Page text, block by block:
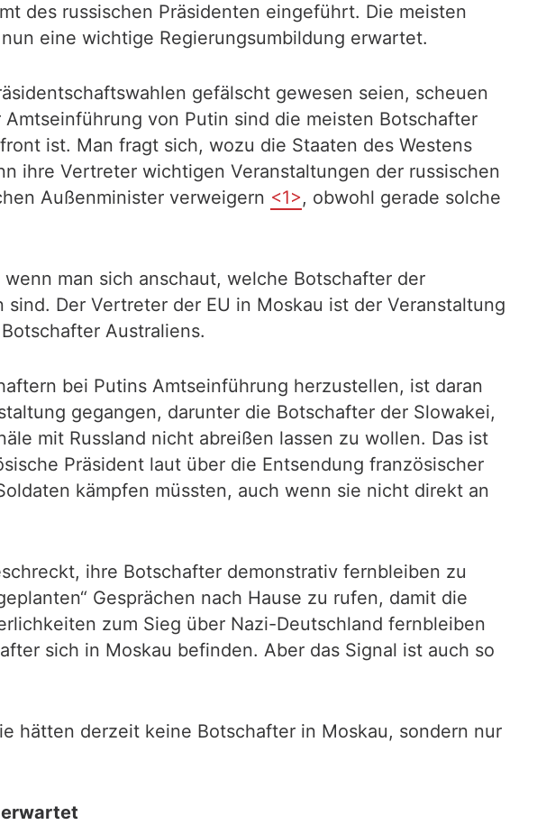
des russischen Präsidenten eingeführt. Die meisten
eine wichtige Regierungsumbildung erwartet.
gefälscht gewesen seien, scheuen
von Putin sind die meisten Botschafter
ist. Man fragt sich, wozu die Staaten des Westens
ihre Vertreter wichtigen Veranstaltungen der russischen
Außenminister verweigern <1>, obwohl gerade solche
man sich anschaut, welche Botschafter der
Der Vertreter der EU in Moskau ist der Veranstaltung
Australiens.
bei Putins Amtseinführung herzustellen, ist daran
gegangen, darunter die Botschafter der Slowakei,
mit Russland nicht abreißen lassen zu wollen. Das ist
Präsident laut über die Entsendung französischer
kämpfen müssten, auch wenn sie nicht direkt an
ihre Botschafter demonstrativ fernbleiben zu
Gesprächen nach Hause zu rufen, damit die
zum Sieg über Nazi-Deutschland fernbleiben
sich in Moskau befinden. Aber das Signal ist auch so
hätten derzeit keine Botschafter in Moskau, sondern nur